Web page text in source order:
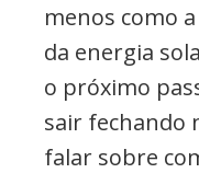
menos como
da energia
o próximo
sair fechando
falar sobre